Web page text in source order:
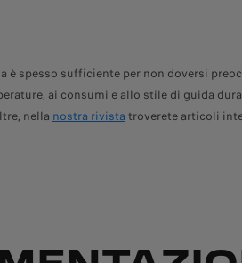
è spesso sufficiente per non doversi
ai consumi e allo stile di guida
nella nostra rivista troverete articoli